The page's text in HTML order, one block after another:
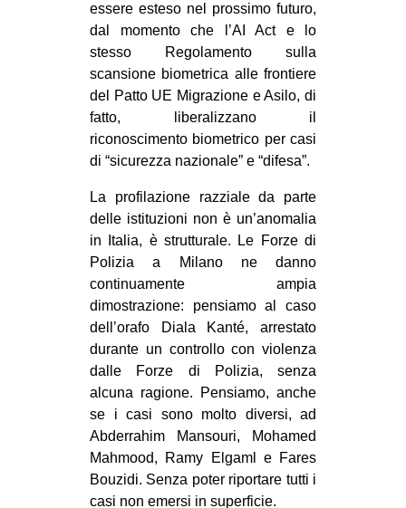
essere esteso nel prossimo futuro,
dal momento che l’AI Act e lo
stesso Regolamento sulla
scansione biometrica alle frontiere
del Patto UE Migrazione e Asilo, di
fatto, liberalizzano il
riconoscimento biometrico per casi
di “sicurezza nazionale” e “difesa”.
La profilazione razziale da parte
delle istituzioni non è un’anomalia
in Italia, è strutturale. Le Forze di
Polizia a Milano ne danno
continuamente ampia
dimostrazione: pensiamo al caso
dell’orafo Diala Kanté, arrestato
durante un controllo con violenza
dalle Forze di Polizia, senza
alcuna ragione. Pensiamo, anche
se i casi sono molto diversi, ad
Abderrahim Mansouri, Mohamed
Mahmood, Ramy Elgaml e Fares
Bouzidi. Senza poter riportare tutti i
casi non emersi in superficie.